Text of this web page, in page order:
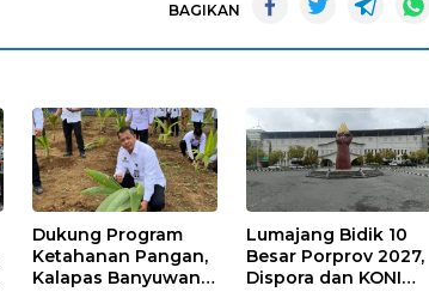
BAGIKAN
Dukung Program
Ketahanan Pangan,
Kalapas Banyuwangi
Lumajang Bidik 10
Besar Porprov 2027,
Dispora dan KONI